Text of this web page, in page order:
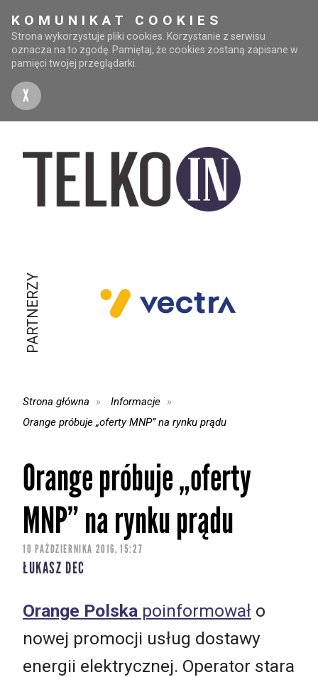
KOMUNIKAT COOKIES
Strona wykorzystuje pliki cookies. Korzystanie z serwisu
oznacza na to zgodę. Pamiętaj, że cookies zostaną zapisane w
pamięci twojej przeglądarki.
X
PARTNERZY
Strona główna
Informacje
Orange próbuje „oferty MNP” na rynku prądu
Orange próbuje „oferty
MNP” na rynku prądu
10 PAŹDZIERNIKA 2016, 15:27
ŁUKASZ DEC
Orange Polska poinformował o
nowej promocji usług dostawy
energii elektrycznej. Operator stara